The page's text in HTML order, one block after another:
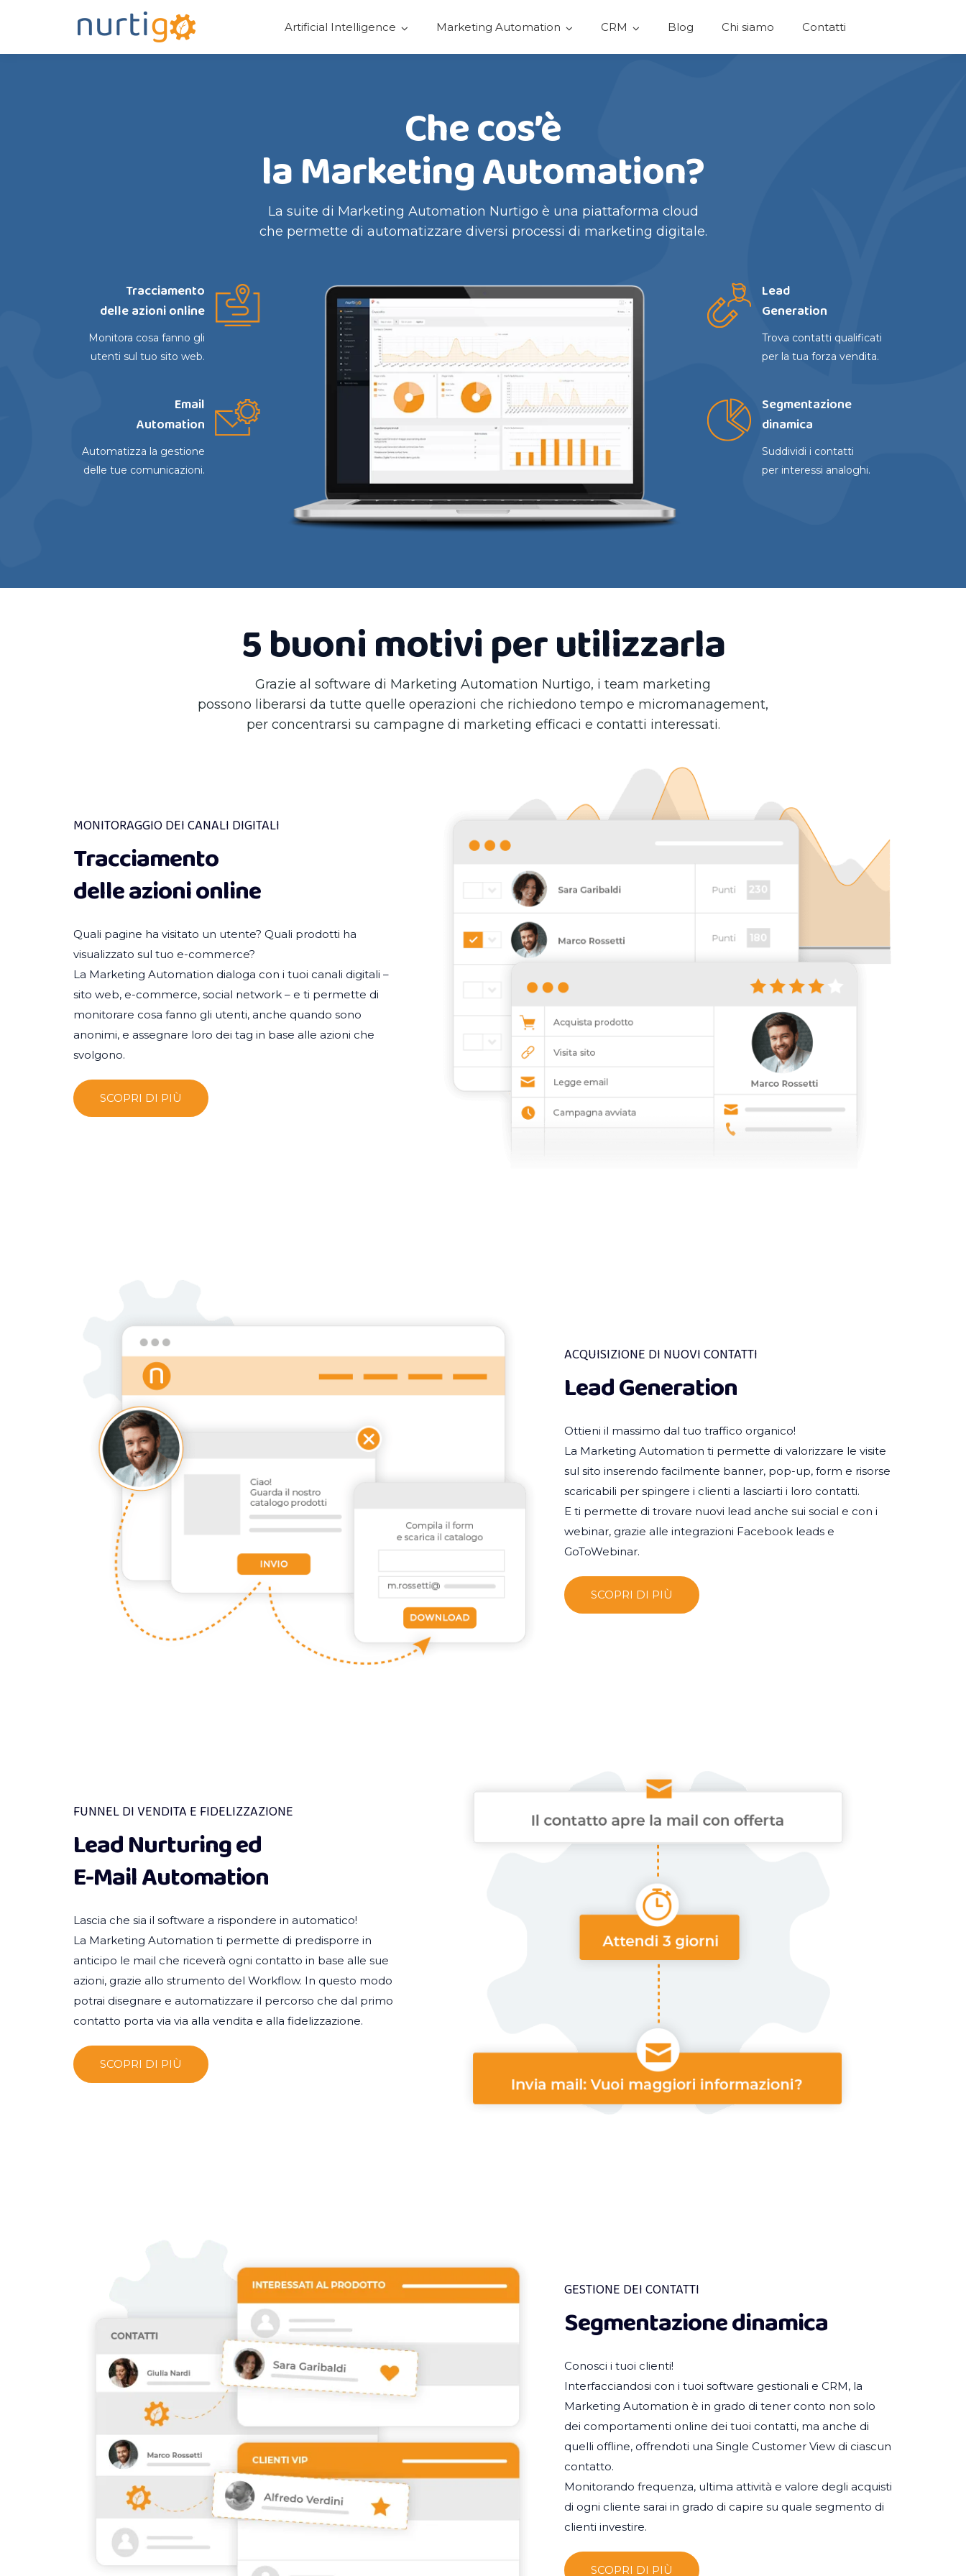
Artificial Intelligence Marketing Automation CRM Blog Chi siamo Contatti
Che cos’è
la Marketing Automation?
La suite di Marketing Automation Nurtigo è una piattaforma cloud
che permette di automatizzare diversi processi di marketing digitale.
Tracciamento
delle azioni online
Monitora cosa fanno gli
utenti sul tuo sito web.
Email
Automation
Automatizza la gestione
delle tue comunicazioni.
Lead
Generation
Trova contatti qualificati
per la tua forza vendita.
Segmentazione
dinamica
Suddividi i contatti
per interessi analoghi.
5 buoni motivi per utilizzarla
Grazie al software di Marketing Automation Nurtigo, i team marketing
possono liberarsi da tutte quelle operazioni che richiedono tempo e micromanagement,
per concentrarsi su campagne di marketing efficaci e contatti interessati.
MONITORAGGIO DEI CANALI DIGITALI
Tracciamento
delle azioni online
Quali pagine ha visitato un utente? Quali prodotti ha
visualizzato sul tuo e-commerce?
La Marketing Automation dialoga con i tuoi canali digitali –
sito web, e-commerce, social network – e ti permette di
monitorare cosa fanno gli utenti, anche quando sono
anonimi, e assegnare loro dei tag in base alle azioni che
svolgono.
SCOPRI DI PIÙ
ACQUISIZIONE DI NUOVI CONTATTI
Lead Generation
Ottieni il massimo dal tuo traffico organico!
La Marketing Automation ti permette di valorizzare le visite
sul sito inserendo facilmente banner, pop-up, form e risorse
scaricabili per spingere i clienti a lasciarti i loro contatti.
E ti permette di trovare nuovi lead anche sui social e con i
webinar, grazie alle integrazioni Facebook leads e
GoToWebinar.
SCOPRI DI PIÙ
FUNNEL DI VENDITA E FIDELIZZAZIONE
Lead Nurturing ed
E-Mail Automation
Lascia che sia il software a rispondere in automatico!
La Marketing Automation ti permette di predisporre in
anticipo le mail che riceverà ogni contatto in base alle sue
azioni, grazie allo strumento del Workflow. In questo modo
potrai disegnare e automatizzare il percorso che dal primo
contatto porta via via alla vendita e alla fidelizzazione.
SCOPRI DI PIÙ
GESTIONE DEI CONTATTI
Segmentazione dinamica
Conosci i tuoi clienti!
Interfacciandosi con i tuoi software gestionali e CRM, la
Marketing Automation è in grado di tener conto non solo
dei comportamenti online dei tuoi contatti, ma anche di
quelli offline, offrendoti una Single Customer View di ciascun
contatto.
Monitorando frequenza, ultima attività e valore degli acquisti
di ogni cliente sarai in grado di capire su quale segmento di
clienti investire.
SCOPRI DI PIÙ